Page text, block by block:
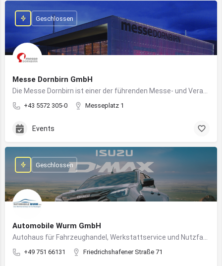
Messe Dornbirn GmbH
+43 5572 305-0 Messeplatz 1
Geschlossen
Events
Automobile Wurm GmbH
+49 751 66131 Friedrichshafener Straße 71
Geschlossen